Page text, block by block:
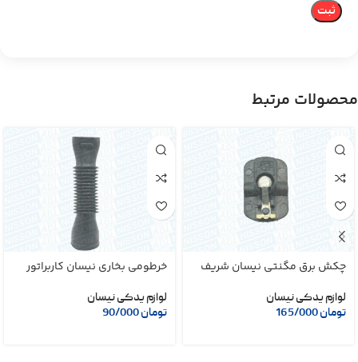
محصولات مرتبط
چکش برق مگنتی نیسان شریف
لوازم یدکی نیسان
تومان
خرطومی بخاری نیسان کاربراتور
لوازم یدکی نیسان
تومان